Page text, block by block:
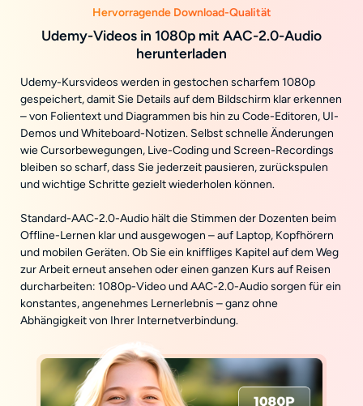
Hervorragende Download-Qualität
Udemy-Videos in 1080p mit AAC-2.0-Audio
herunterladen
Udemy-Kursvideos werden in gestochen scharfem 1080p
gespeichert, damit Sie Details auf dem Bildschirm klar erkennen
– von Folientext und Diagrammen bis hin zu Code-Editoren, UI-
Demos und Whiteboard-Notizen. Selbst schnelle Änderungen
wie Cursorbewegungen, Live-Coding und Screen-Recordings
bleiben so scharf, dass Sie jederzeit pausieren, zurückspulen
und wichtige Schritte gezielt wiederholen können.
Standard-AAC-2.0-Audio hält die Stimmen der Dozenten beim
Offline-Lernen klar und ausgewogen – auf Laptop, Kopfhörern
und mobilen Geräten. Ob Sie ein kniffliges Kapitel auf dem Weg
zur Arbeit erneut ansehen oder einen ganzen Kurs auf Reisen
durcharbeiten: 1080p-Video und AAC-2.0-Audio sorgen für ein
konstantes, angenehmes Lernerlebnis – ganz ohne
Abhängigkeit von Ihrer Internetverbindung.